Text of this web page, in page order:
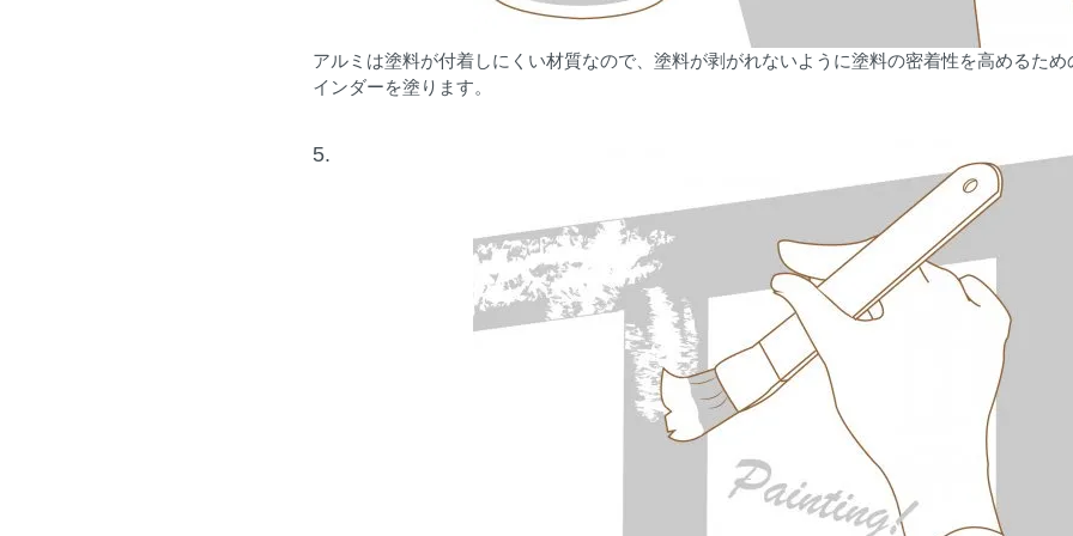
アルミは塗料が付着しにくい材質なので、塗料が剥がれないように塗料の密着性を高めるため
インダーを塗ります。
5.